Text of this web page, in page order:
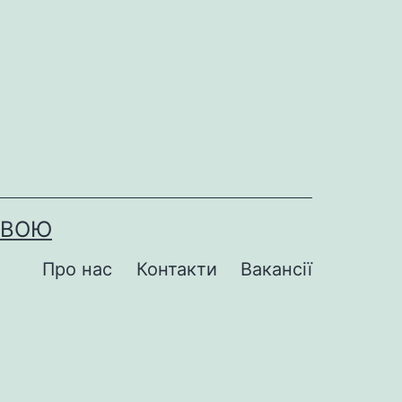
Про нас Контакти Вакансії